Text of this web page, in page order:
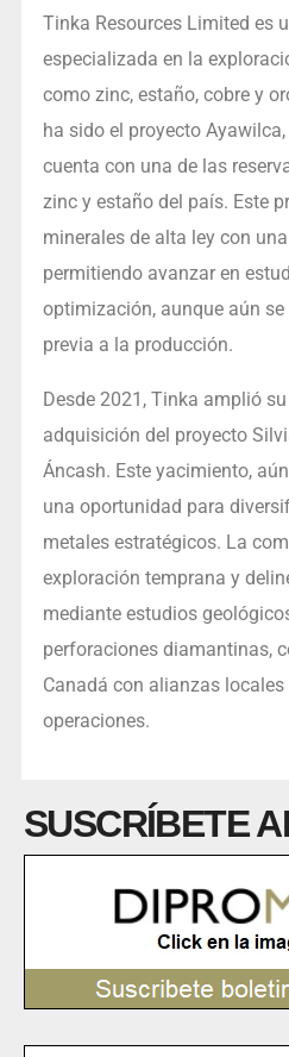
Tinka Resources Limited es
especializada en la
como zinc, estaño, cobre y
ha sido el proyecto
cuenta con una de las
zinc y estaño del país. Este
minerales de alta ley con
permitiendo avanzar en
optimización, aunque aún
previa a la producción.
Desde 2021, Tinka amplió
adquisición del proyecto
Áncash. Este yacimiento,
una oportunidad para
metales estratégicos. La
exploración temprana y
mediante estudios
perforaciones diamantinas,
Canadá con alianzas
operaciones.
SUSCRÍBETE